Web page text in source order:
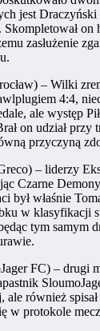
jest
on
zasłużenie
– Wilki
4:4,
ale występ
on udział przy
przyczyną
– liderzy
Czarne
był właśnie
w klasyfikacji
tym samym
FC) – drugi
również
w protokole